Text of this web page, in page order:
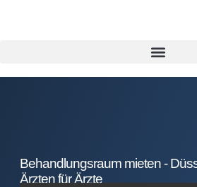
Behandlungsraum mieten -
Ärzten für Ärzte